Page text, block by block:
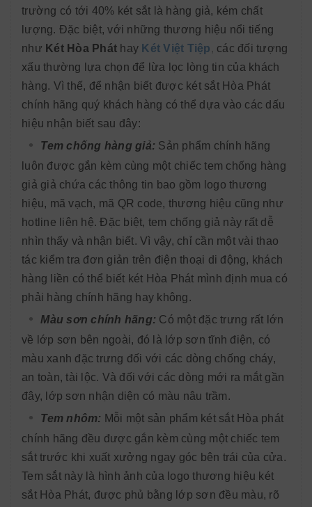
trường có tới 40% két sắt là hàng giả, kém chất
lượng. Đặc biệt, với những thương hiệu nổi tiếng
như Két Hòa Phát hay Két Việt Tiệp , các đối tượng
xấu thường lựa chọn để lừa lọc lòng tin của khách
hàng. Vì thế, để nhận biết được két sắt Hòa Phát
chính hãng quý khách hàng có thể dựa vào các dấu
hiệu nhận biết sau đây:
Tem chống hàng giả: Sản phẩm chính hãng
luôn được gắn kèm cùng một chiếc tem chống hàng
giả giả chứa các thông tin bao gồm logo thương
hiệu, mã vạch, mã QR code, thương hiệu cũng như
hotline liên hệ. Đặc biệt, tem chống giả này rất dễ
nhìn thấy và nhận biết. Vì vậy, chỉ cần một vài thao
tác kiểm tra đơn giản trên điện thoại di động, khách
hàng liền có thể biết két Hòa Phát mình định mua có
phải hàng chính hãng hay không.
Màu sơn chính hãng: Có một đặc trưng rất lớn
về lớp sơn bên ngoài, đó là lớp sơn tĩnh điện, có
màu xanh đặc trưng đối với các dòng chống cháy,
an toàn, tài lộc. Và đối với các dòng mới ra mắt gần
đây, lớp sơn nhận diện có màu nâu trầm.
Tem nhôm: Mỗi một sản phẩm két sắt Hòa phát
chính hãng đều được gắn kèm cùng một chiếc tem
sắt trước khi xuất xưởng ngay góc bên trái của cửa.
Tem sắt này là hình ảnh của logo thương hiệu két
sắt Hòa Phát, được phủ bằng lớp sơn đều màu, rõ